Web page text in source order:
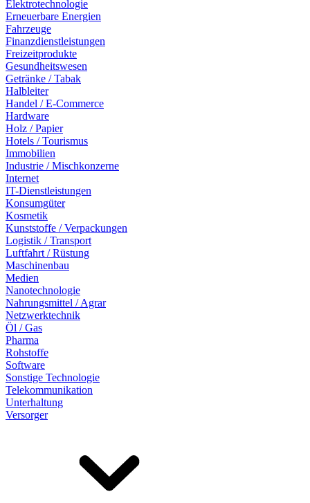
Elektrotechnologie
Erneuerbare Energien
Fahrzeuge
Finanzdienstleistungen
Freizeitprodukte
Gesundheitswesen
Getränke / Tabak
Halbleiter
Handel / E-Commerce
Hardware
Holz / Papier
Hotels / Tourismus
Immobilien
Industrie / Mischkonzerne
Internet
IT-Dienstleistungen
Konsumgüter
Kosmetik
Kunststoffe / Verpackungen
Logistik / Transport
Luftfahrt / Rüstung
Maschinenbau
Medien
Nanotechnologie
Nahrungsmittel / Agrar
Netzwerktechnik
Öl / Gas
Pharma
Rohstoffe
Software
Sonstige Technologie
Telekommunikation
Unterhaltung
Versorger